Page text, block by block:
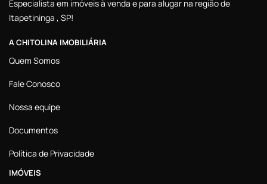
Especialista em imóveis à venda e para alugar na região de
Itapetininga , SP!
A CHITOLINA IMOBILIÁRIA
Quem Somos
Fale Conosco
Nossa equipe
Documentos
Política de Privacidade
IMÓVEIS